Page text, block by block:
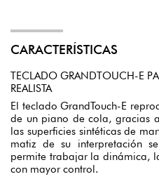
CARACTERÍSTICAS
TECLADO GRANDTOUCH-E
REALISTA
El teclado GrandTouch-E
de un piano de cola, gracias
las superficies sintéticas de
matiz de su interpretación
permite trabajar la dinámica,
con mayor control.